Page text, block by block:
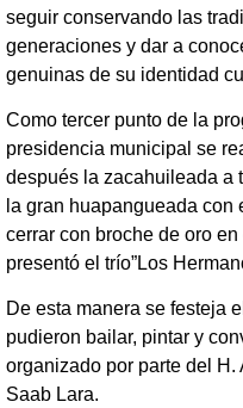
seguir conservando las
generaciones y dar a
genuinas de su identidad
Como tercer punto de la
presidencia municipal se
después la zacahuileada a
la gran huapangueada con
cerrar con broche de oro
presentó el trío”Los
De esta manera se festeja
pudieron bailar, pintar y
organizado por parte del
Saab Lara.